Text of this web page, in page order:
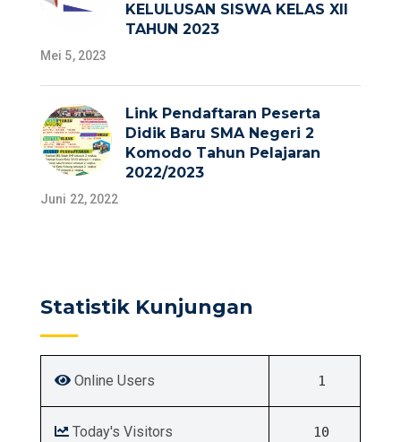
KELULUSAN SISWA KELAS XII
TAHUN 2023
Mei 5, 2023
Link Pendaftaran Peserta
Didik Baru SMA Negeri 2
Komodo Tahun Pelajaran
2022/2023
Juni 22, 2022
Statistik Kunjungan
Online Users 1
Today's Visitors 10